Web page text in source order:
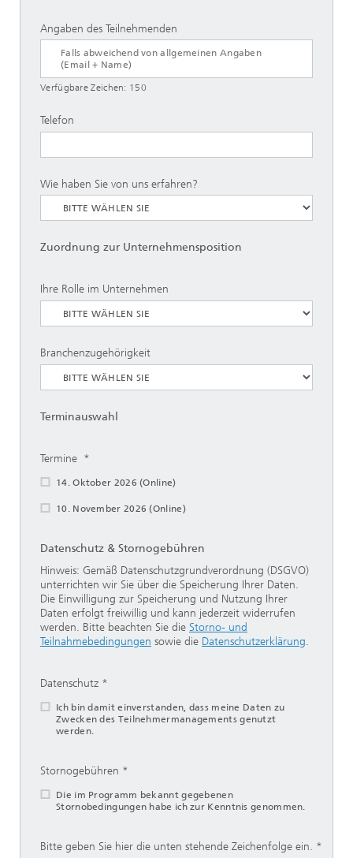
Angaben des Teilnehmenden
Verfügbare Zeichen: 150
Telefon
Wie haben Sie von uns erfahren?
Zuordnung zur Unternehmensposition
Ihre Rolle im Unternehmen
Branchenzugehörigkeit
Terminauswahl
Termine
14. Oktober 2026 (Online)
10. November 2026 (Online)
Datenschutz & Stornogebühren
Hinweis: Gemäß Datenschutzgrundverordnung (DSGVO)
unterrichten wir Sie über die Speicherung Ihrer Daten.
Die Einwilligung zur Speicherung und Nutzung Ihrer
Daten erfolgt freiwillig und kann jederzeit widerrufen
werden. Bitte beachten Sie die Storno- und
Teilnahmebedingungen sowie die Datenschutzerklärung.
Datenschutz
Ich bin damit einverstanden, dass meine Daten zu
Zwecken des Teilnehmermanagements genutzt
werden.
Stornogebühren
Die im Programm bekannt gegebenen
Stornobedingungen habe ich zur Kenntnis genommen.
Bitte geben Sie hier die unten stehende Zeichenfolge ein.